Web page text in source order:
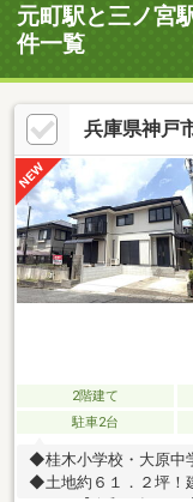
元町駅と三ノ宮
件一覧
兵庫県神戸
2階建て
駐車2台
◆桂木小学校・大原中
◆土地約６１．２坪！